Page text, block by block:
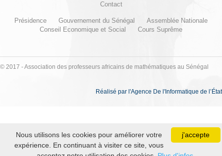
Contact
Présidence Gouvernement du Sénégal
Assemblée Nationale
Conseil Economique et Social
Cours Suprême
© 2017 - Association des professeurs africains de mathématiques au Sénégal
Réalisé par l'Agence De l'Informatique de l’État
j'accepte
Nous utilisons les cookies pour améliorer votre
expérience. En continuant à visiter ce site, vous